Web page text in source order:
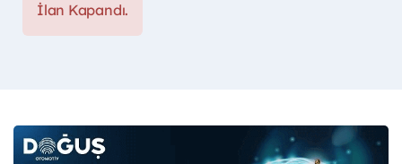
İlan Kapandı.